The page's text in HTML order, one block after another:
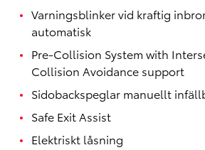
Varningsblinker vid kraftig
automatisk
Pre-Collision System with
Collision Avoidance support
Sidobackspeglar manuellt
Safe Exit Assist
Elektriskt låsning